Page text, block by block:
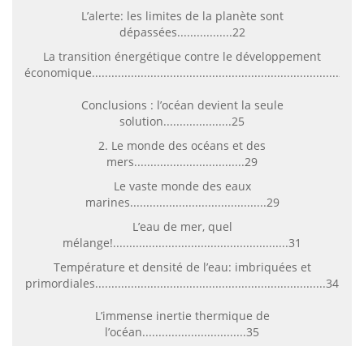
L’alerte: les limites de la planète sont
dépassées.................22
La transition énergétique contre le développement
économique............................................................................24
Conclusions : l’océan devient la seule
solution.....................25
2. Le monde des océans et des
mers..................................29
Le vaste monde des eaux
marines..........................................29
L’eau de mer, quel
mélange!......................................................31
Température et densité de l’eau: imbriquées et
primordiales.......................................................................34
L’immense inertie thermique de
l’océan................................35